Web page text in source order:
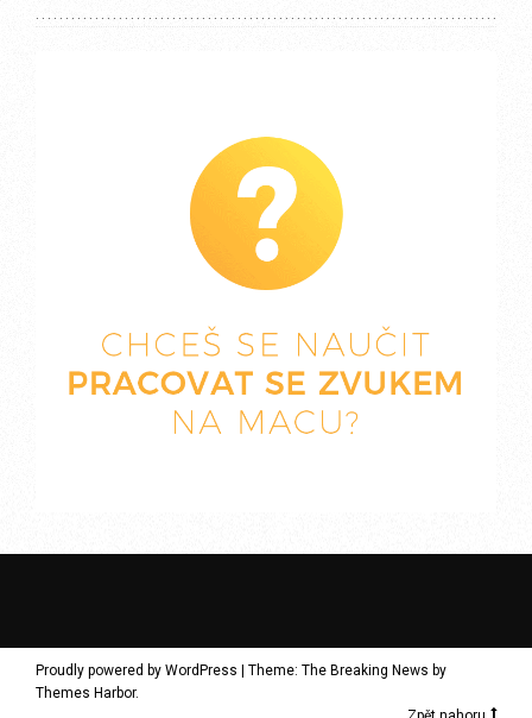
Proudly powered by WordPress
Theme: The Breaking News by
Themes Harbor.